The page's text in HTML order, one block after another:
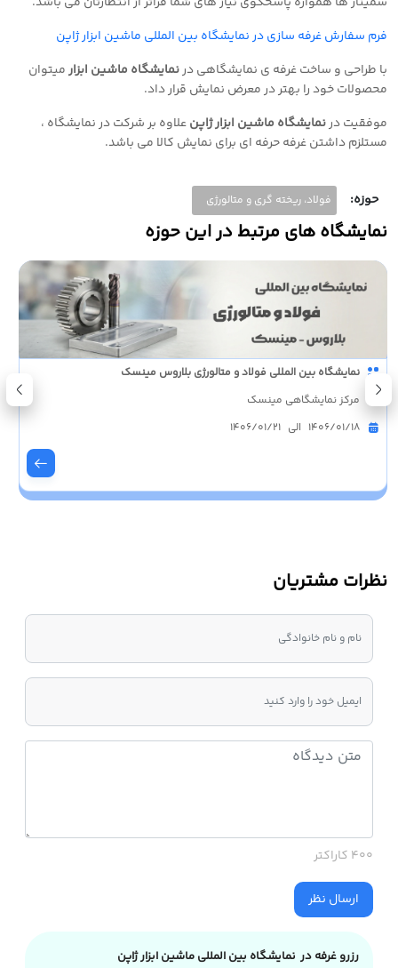
فرم سفارش غرفه سازی در نمایشگاه بین المللی ماشین ابزار ژاپن
با طراحی و ساخت غرفه ی نمایشگاهی درنمایشگاه ماشین ابزارمیتوان
محصولات خود را بهتر در معرض نمایش قرار داد.
موفقیت درنمایشگاه ماشین ابزار ژاپنعلاوه بر شرکت در نمایشگاه ،
مستلزم داشتن غرفه حرفه ای برای نمایش کالا می باشد.
حوزه: فولاد، ریخته گری و متالورژی
نمایشگاه های مرتبط در این حوزه
نمایشگاه بین المللی فولاد و متالورژی بلاروس مینسک
مرکز نمایشگاهی مینسک
1406/01/18 الی 1406/01/21
نظرات مشتریان
400 کاراکتر
ارسال نظر
رزرو غرفه در نمایشگاه بین المللی ماشین ابزار ژاپن